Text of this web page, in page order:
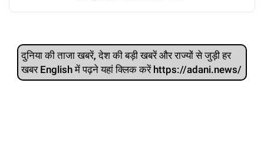
दुनिया की ताजा खबरें, देश की बड़ी खबरें और राज्‍यों से जुड़ी हर
खबर English में पढ़ने यहां क्लिक करें https://adani.news/